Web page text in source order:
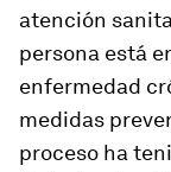
atención
persona está
enfermedad
medidas
proceso ha